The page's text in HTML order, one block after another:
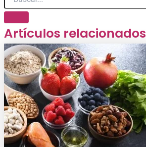
Artículos relacionados